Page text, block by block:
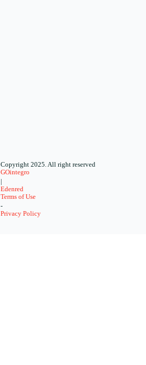
Copyright 2025. All right reserved
GOintegro
Edenred
Terms of Use
-
Privacy Policy